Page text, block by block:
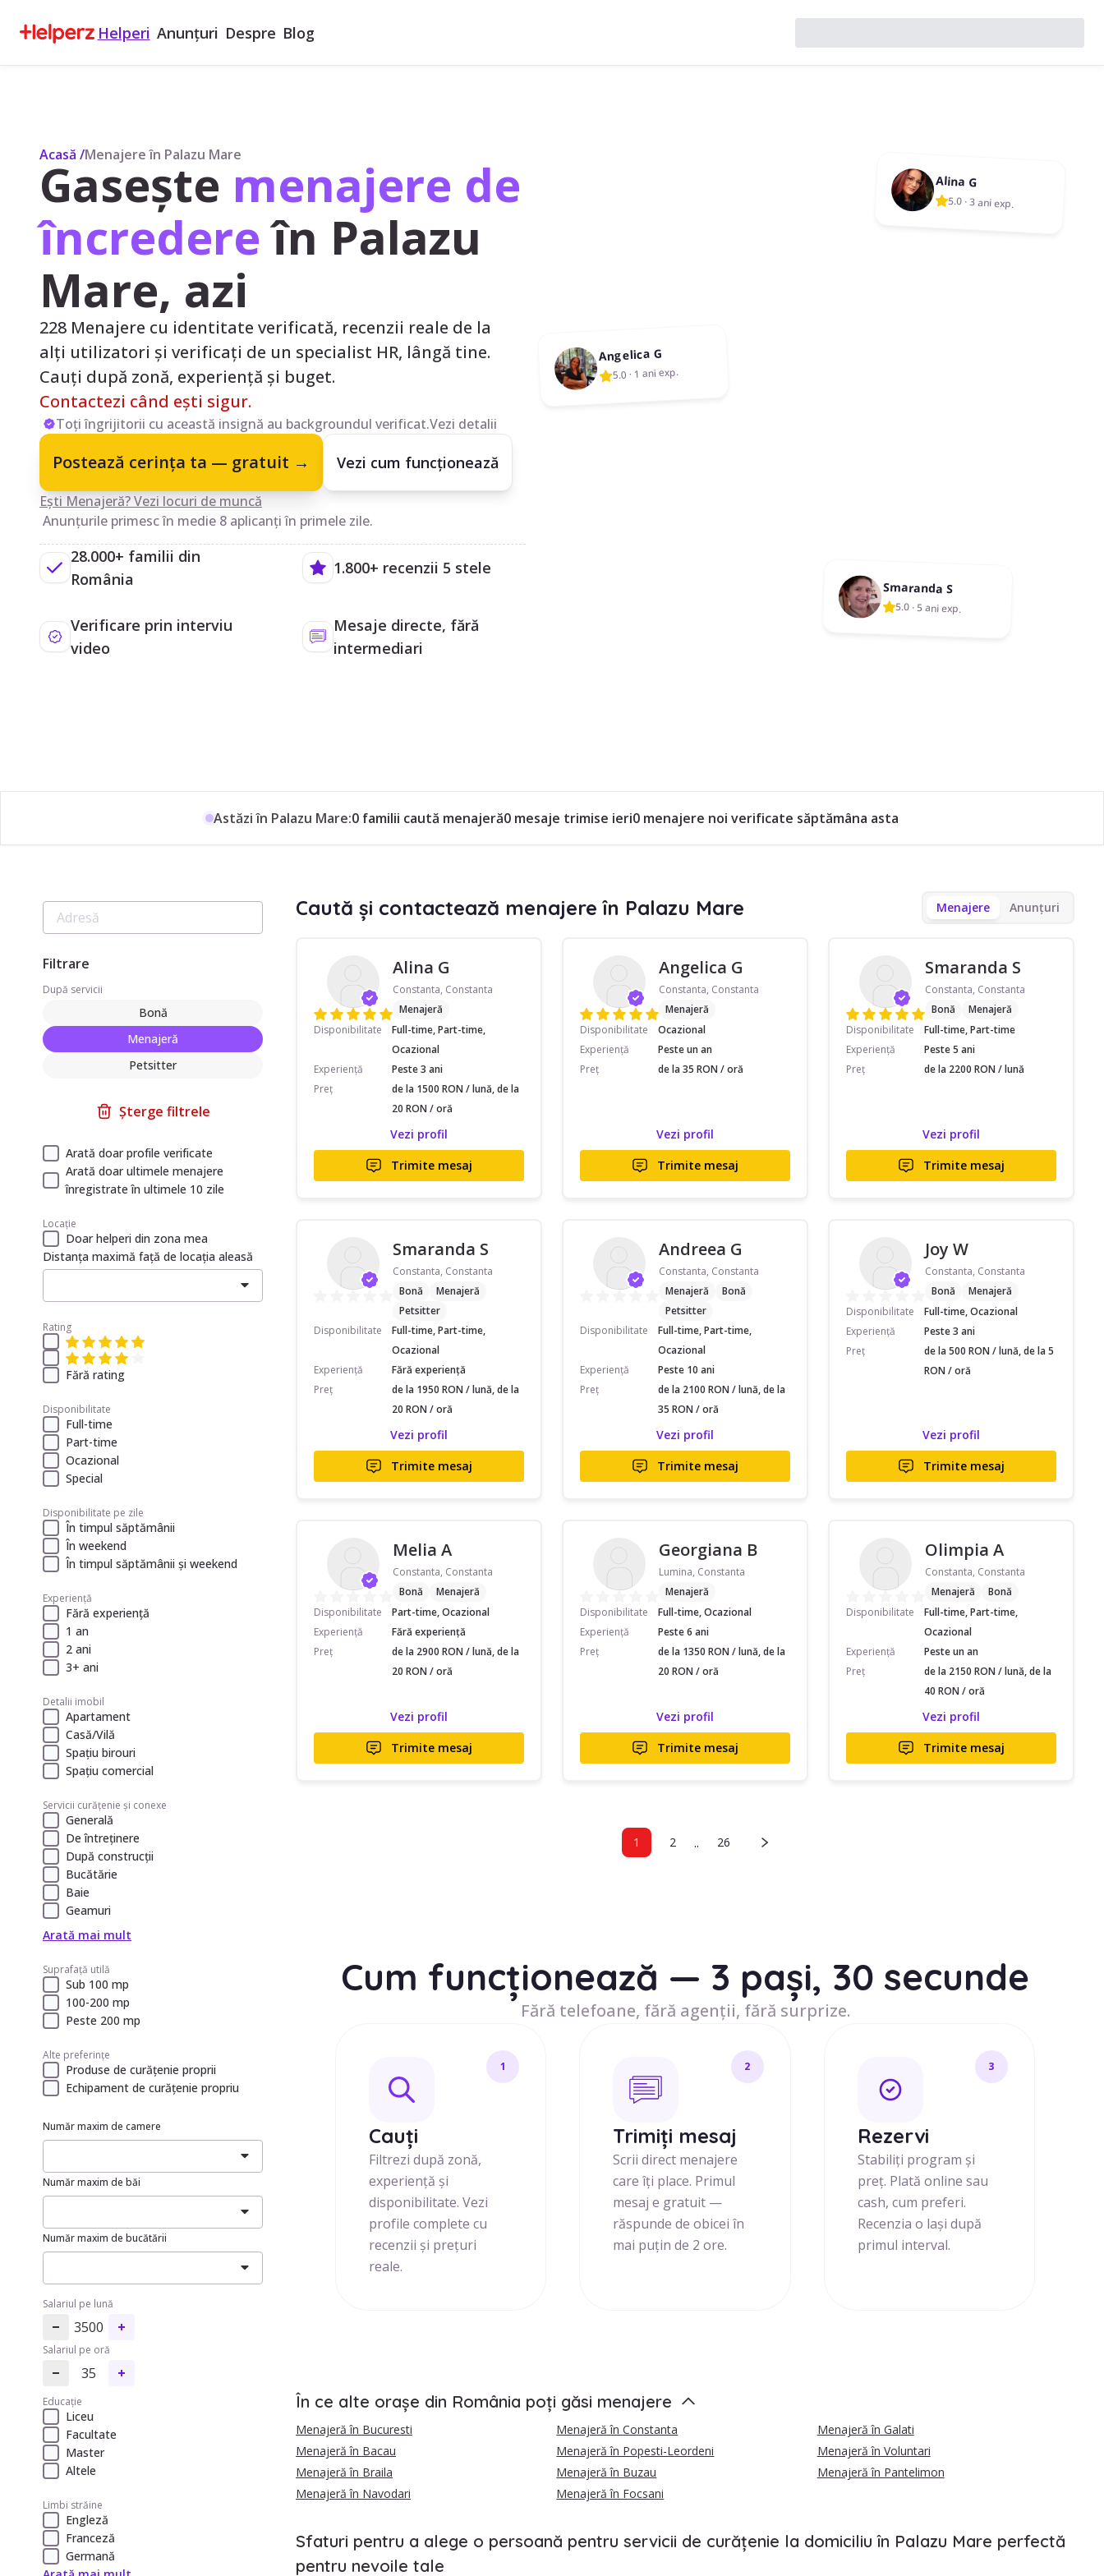
Helperi Anunțuri Despre Blog
Acasă /Menajere în Palazu Mare
Gasește menajere de
încredereîn Palazu
Mare, azi
228 Menajere cu identitate verificată, recenzii reale de la
alți utilizatori și verificați de un specialist HR, lângă tine.
Cauți după zonă, experiență și buget.
Contactezi când ești sigur.
Toți îngrijitorii cu această insignă au backgroundul verificat.Vezi detalii
Postează cerința ta — gratuit → Vezi cum funcționează
Ești Menajeră? Vezi locuri de muncă
Anunțurile primesc în medie 8 aplicanți în primele zile.
28.000+ familii din
România
1.800+ recenzii 5 stele
Verificare prin interviu
video
Mesaje directe, fără
intermediari
Alina G
5.0 ·3 ani exp.
Angelica G
5.0 · 1 ani exp.
Smaranda S
5.0 ·5 ani exp.
Astăzi în Palazu Mare:0 familii caută menajeră0 mesaje trimise ieri0 menajere noi verificate săptămâna asta
Filtrare
După servicii
Bonă
Menajeră
Petsitter
Șterge filtrele
Arată doar profile verificate
Arată doar ultimele menajere
înregistrate în ultimele 10 zile
Locație
Doar helperi din zona mea
Distanța maximă față de locația aleasă
Rating
Fără rating
Disponibilitate
Full-time
Part-time
Ocazional
Special
Disponibilitate pe zile
În timpul săptămânii
În weekend
În timpul săptămânii și weekend
Experiență
Fără experiență
1 an
2 ani
3+ ani
Detalii imobil
Apartament
Casă/Vilă
Spațiu birouri
Spațiu comercial
Servicii curățenie și conexe
Generală
De întreținere
După construcții
Bucătărie
Baie
Geamuri
Arată mai mult
Suprafață utilă
Sub 100 mp
100-200 mp
Peste 200 mp
Alte preferințe
Produse de curățenie proprii
Echipament de curățenie propriu
Număr maxim de camere
Număr maxim de băi
Număr maxim de bucătării
Salariul pe lună
3500
Salariul pe oră
35
Educație
Liceu
Facultate
Master
Altele
Limbi străine
Engleză
Franceză
Germană
Caută și contactează menajere în Palazu Mare Menajere Anunțuri
Alina G
Constanta, Constanta
Menajeră
Disponibilitate
Full-time, Part-time,
Ocazional
Experiență
Peste 3 ani
Preț
de la 1500 RON / lună, de la
20 RON / oră
Vezi profil
Trimite mesaj
Angelica G
Constanta, Constanta
Menajeră
Disponibilitate
Ocazional
Experiență
Peste un an
Preț
de la 35 RON / oră
Vezi profil
Trimite mesaj
Smaranda S
Constanta, Constanta
Bonă
Menajeră
Disponibilitate
Full-time, Part-time
Experiență
Peste 5 ani
Preț
de la 2200 RON / lună
Vezi profil
Trimite mesaj
Smaranda S
Constanta, Constanta
Bonă
Menajeră
Petsitter
Disponibilitate
Full-time, Part-time,
Ocazional
Experiență
Fără experiență
Preț
de la 1950 RON / lună, de la
20 RON / oră
Vezi profil
Trimite mesaj
Andreea G
Constanta, Constanta
Menajeră
Bonă
Petsitter
Disponibilitate
Full-time, Part-time,
Ocazional
Experiență
Peste 10 ani
Preț
de la 2100 RON / lună, de la
35 RON / oră
Vezi profil
Trimite mesaj
Joy W
Constanta, Constanta
Bonă
Menajeră
Disponibilitate
Full-time, Ocazional
Experiență
Peste 3 ani
Preț
de la 500 RON / lună, de la 5
RON / oră
Vezi profil
Trimite mesaj
Melia A
Constanta, Constanta
Bonă
Menajeră
Disponibilitate
Part-time, Ocazional
Experiență
Fără experiență
Preț
de la 2900 RON / lună, de la
20 RON / oră
Vezi profil
Trimite mesaj
Georgiana B
Lumina, Constanta
Menajeră
Disponibilitate
Full-time, Ocazional
Experiență
Peste 6 ani
Preț
de la 1350 RON / lună, de la
20 RON / oră
Vezi profil
Trimite mesaj
Olimpia A
Constanta, Constanta
Menajeră
Bonă
Disponibilitate
Full-time, Part-time,
Ocazional
Experiență
Peste un an
Preț
de la 2150 RON / lună, de la
40 RON / oră
Vezi profil
Trimite mesaj
1 2 .. 26
Cum funcționează — 3 pași, 30 secunde
Fără telefoane, fără agenții, fără surprize.
1
Cauți
Filtrezi după zonă,
experiență și
disponibilitate. Vezi
profile complete cu
recenzii și prețuri
reale.
2
Trimiți mesaj
Scrii direct menajere
care îți place. Primul
mesaj e gratuit —
răspunde de obicei în
mai puțin de 2 ore.
3
Rezervi
Stabiliți program și
preț. Plată online sau
cash, cum preferi.
Recenzia o lași după
primul interval.
În ce alte orașe din România poți găsi menajere
Menajeră în Bucuresti Menajeră în Constanta
Menajeră în Galati
Menajeră în Bacau
Menajeră în Popesti-Leordeni
Menajeră în Voluntari
Menajeră în Braila
Menajeră în Buzau
Menajeră în Pantelimon
Menajeră în Navodari
Menajeră în Focsani
Sfaturi pentru a alege o persoană pentru servicii de curățenie la domiciliu în Palazu Mare perfectă
pentru nevoile tale